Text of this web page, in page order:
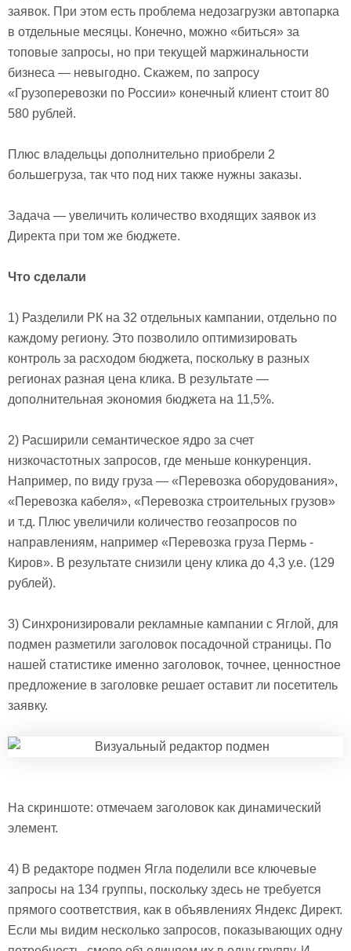
заявок. При этом есть проблема недозагрузки автопарка
в отдельные месяцы. Конечно, можно «биться» за
топовые запросы, но при текущей маржинальности
бизнеса — невыгодно. Скажем, по запросу
«Грузоперевозки по России» конечный клиент стоит 80
580 рублей.
Плюс владельцы дополнительно приобрели 2
большегруза, так что под них также нужны заказы.
Задача — увеличить количество входящих заявок из
Директа при том же бюджете.
Что сделали
1) Разделили РК на 32 отдельных кампании, отдельно по
каждому региону. Это позволило оптимизировать
контроль за расходом бюджета, поскольку в разных
регионах разная цена клика. В результате —
дополнительная экономия бюджета на 11,5%.
2) Расширили семантическое ядро за счет
низкочастотных запросов, где меньше конкуренция.
Например, по виду груза — «Перевозка оборудования»,
«Перевозка кабеля», «Перевозка строительных грузов»
и т.д. Плюс увеличили количество геозапросов по
направлениям, например «Перевозка груза Пермь -
Киров». В результате снизили цену клика до 4,3 у.е. (129
рублей).
3) Синхронизировали рекламные кампании с Яглой, для
подмен разметили заголовок посадочной страницы. По
нашей статистике именно заголовок, точнее, ценностное
предложение в заголовке решает оставит ли посетитель
заявку.
На скриншоте: отмечаем заголовок как динамический
элемент.
4) В редакторе подмен Ягла поделили все ключевые
запросы на 134 группы, поскольку здесь не требуется
прямого соответствия, как в объявлениях Яндекс Директ.
Если мы видим несколько запросов, показывающих одну